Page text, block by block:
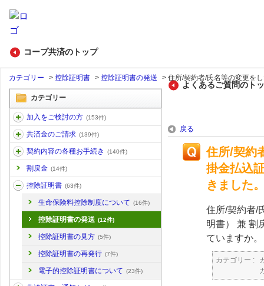
コープ共済のトップ
カテゴリー > 控除証明書 > 控除証明書の発送 > 住所/契約者/氏名等の変更を
カテゴリー
加入をご検討の方 (153件)
共済金のご請求 (139件)
契約内容の各種お手続き (140件)
割戻金 (14件)
控除証明書 (63件)
生命保険料控除制度について (16件)
控除証明書の発送 (12件)
控除証明書の見方 (5件)
控除証明書の再発行 (7件)
電子的控除証明書について (23件)
よくあるご質問のト
戻る
住所/契約
掛金払込
きました
住所/契約者/
明書） 兼 割
ていますか。
カテゴリー :